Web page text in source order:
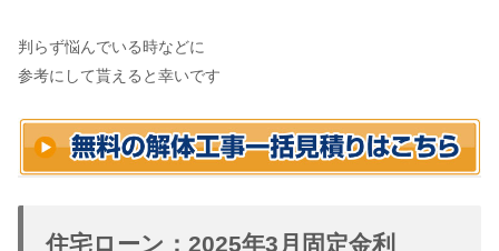
判らず悩んでいる時などに
参考にして貰えると幸いです
住宅ローン：2025年3月固定金利